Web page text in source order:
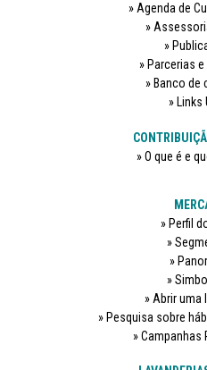
Agenda de
Parcerias
Banco de
Links
O que é e
Perfil
Abrir uma
Pesquisa sobre
Campanhas